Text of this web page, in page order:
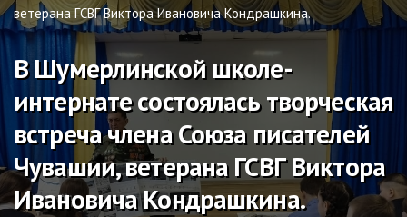
ветерана ГСВГ Виктора Ивановича Кондрашкина.
В Шумерлинской школе-
интернате состоялась творческая
встреча члена Союза писателей
Чувашии, ветерана ГСВГ Виктора
Ивановича Кондрашкина.